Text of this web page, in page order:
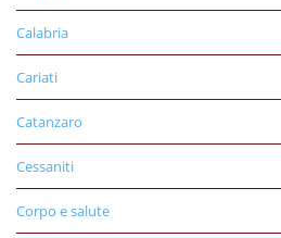
Calabria
Cariati
Catanzaro
Cessaniti
Corpo e salute